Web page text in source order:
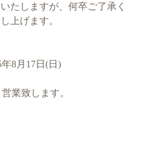
たしますが、何卒ご了承く
上げます。
年8月17日(日)
業致します。